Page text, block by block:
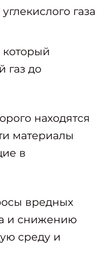
газа
который
газ до
находятся
материалы
в
вредных
и снижению
среду и